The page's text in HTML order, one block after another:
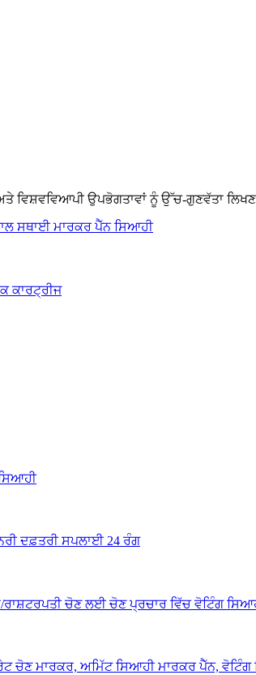
ਵਿਸ਼ਵਵਿਆਪੀ ਉਪਭੋਗਤਾਵਾਂ ਨੂੰ ਉੱਚ-ਗੁਣਵੱਤਾ